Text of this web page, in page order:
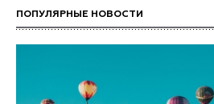
ПОПУЛЯРНЫЕ НОВОСТИ